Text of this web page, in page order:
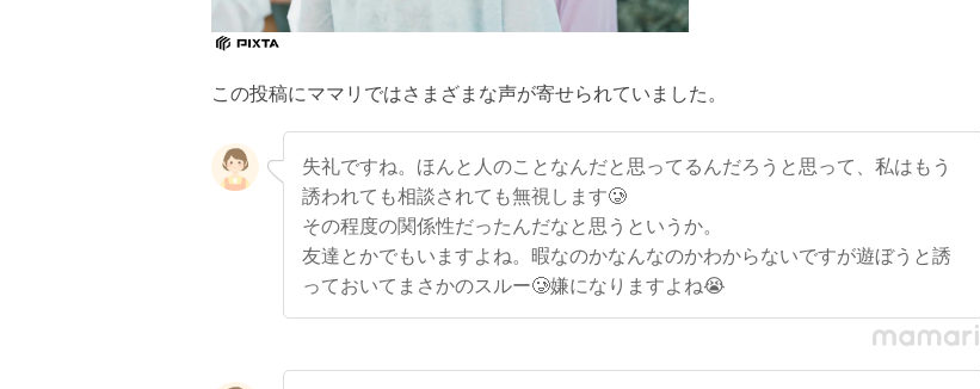
この投稿にママリではさまざまな声が寄せられていました。
失礼ですね。ほんと人のことなんだと思ってるんだろうと思って、私はもう
誘われても相談されても無視します🥲
その程度の関係性だったんだなと思うというか。
友達とかでもいますよね。暇なのかなんなのかわからないですが遊ぼうと誘
っておいてまさかのスルー🥲嫌になりますよね😭